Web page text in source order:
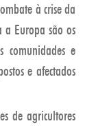
à crise da
a Europa são os
comunidades e
e afectados
de agricultores